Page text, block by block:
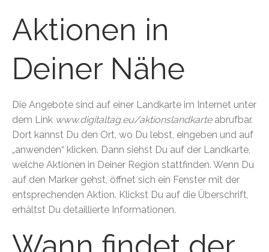
Aktionen in
Deiner Nähe
Die Angebote sind auf einer Landkarte im Internet unter
dem Link www.digitaltag.eu/aktionslandkarteabrufbar.
Dort kannst Du den Ort, wo Du lebst, eingeben und auf
„anwenden“ klicken. Dann siehst Du auf der Landkarte,
welche Aktionen in Deiner Region stattfinden. Wenn Du
auf den Marker gehst, öffnet sich ein Fenster mit der
entsprechenden Aktion. Klickst Du auf die Überschrift,
erhältst Du detaillierte Informationen.